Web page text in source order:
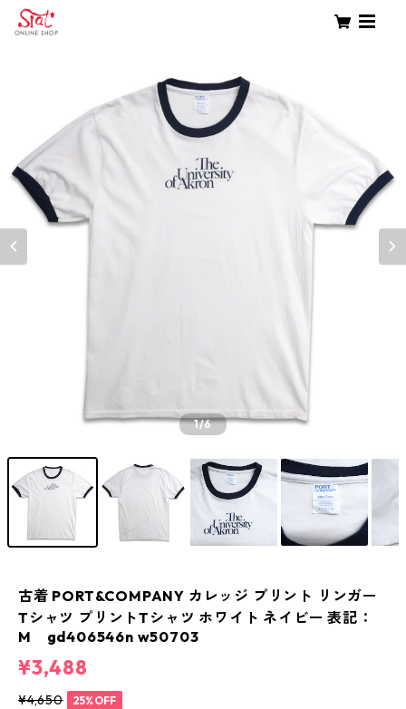
1/6
古着 PORT&COMPANY カレッジ プリント リンガー
Tシャツ プリントTシャツ ホワイト ネイビー 表記：
M gd406546n w50703
¥3,488
¥4,650
25%OFF